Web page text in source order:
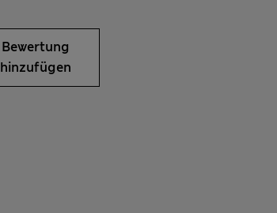
Bewertung
hinzufügen